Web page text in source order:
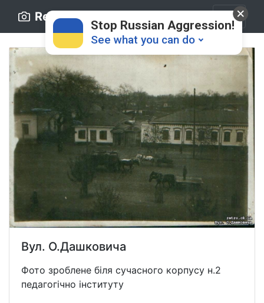
Retro.ck.ua
Вул. О.Дашковича
Фото зроблене біля сучасного корпусу н.2
педагогічно інституту
Stop Russian Aggression!
See what you can do
Donate
Support Ukraine